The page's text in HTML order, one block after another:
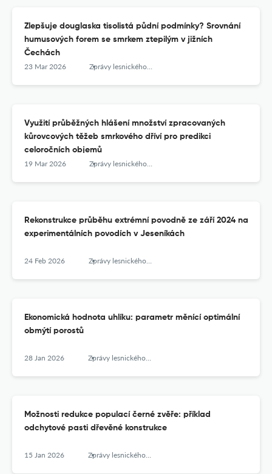
Zlepšuje douglaska tisolistá půdní podmínky? Srovnání
humusových forem se smrkem ztepilým v jižních
Čechách
23 Mar 2026 Zprávy lesnického výzkumu
Využití průběžných hlášení množství zpracovaných
kůrovcových těžeb smrkového dříví pro predikci
celoročních objemů
19 Mar 2026 Zprávy lesnického výzkumu
Rekonstrukce průběhu extrémní povodně ze září 2024 na
experimentálních povodích v Jeseníkách
24 Feb 2026 Zprávy lesnického výzkumu
Ekonomická hodnota uhlíku: parametr měnící optimální
obmýtí porostů
28 Jan 2026 Zprávy lesnického výzkumu
Možnosti redukce populací černé zvěře: příklad
odchytové pasti dřevěné konstrukce
15 Jan 2026 Zprávy lesnického výzkumu